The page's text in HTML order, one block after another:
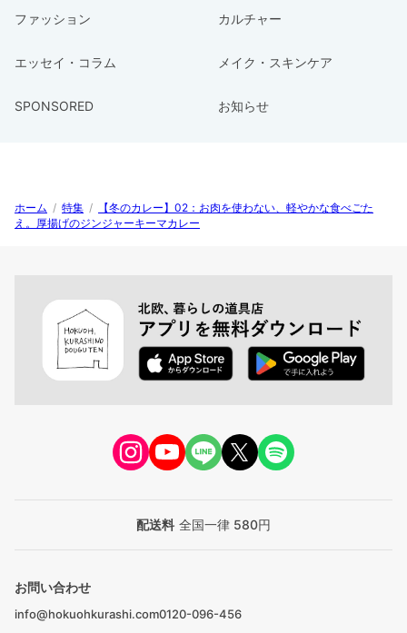
ファッション カルチャー
エッセイ・コラム メイク・スキンケア
SPONSORED お知らせ
ホーム / 特集 /
【冬のカレー】02：お肉を使わない、軽やかな食べごた
え。厚揚げのジンジャーキーマカレー
配送料 全国一律 580円
お問い合わせ
info@hokuohkurashi.com0120-096-456